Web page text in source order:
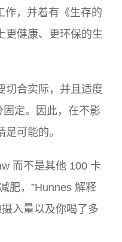
作，并着有《生存的
更健康、更环保的生
切合实际，并且适度
定。因此，在不影
可能的。
而不是其他 100 卡
肥，”Hunnes 解释
入量以及你喝了多